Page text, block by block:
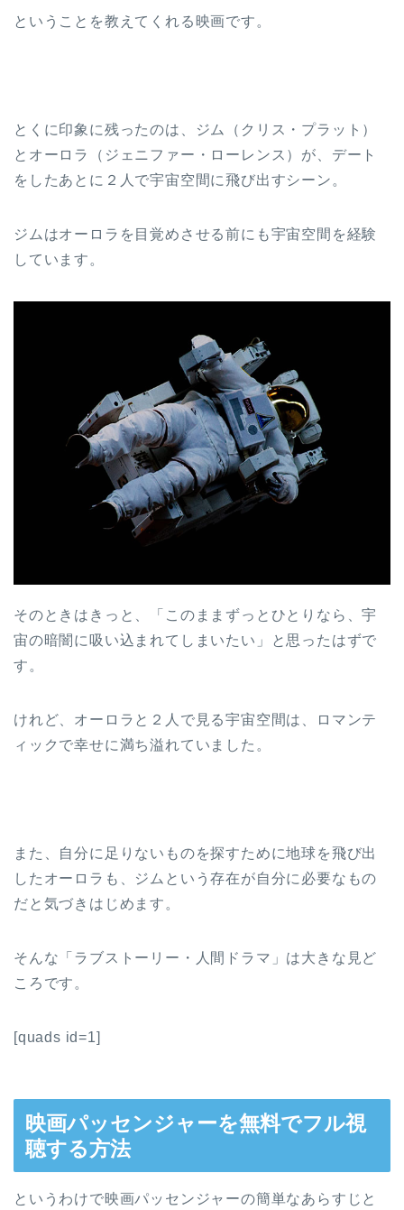
ということを教えてくれる映画です。
とくに印象に残ったのは、ジム（クリス・プラット）
とオーロラ（ジェニファー・ローレンス）が、デート
をしたあとに２人で宇宙空間に飛び出すシーン。
ジムはオーロラを目覚めさせる前にも宇宙空間を経験
しています。
そのときはきっと、「このままずっとひとりなら、宇
宙の暗闇に吸い込まれてしまいたい」と思ったはずで
す。
けれど、オーロラと２人で見る宇宙空間は、ロマンテ
ィックで幸せに満ち溢れていました。
また、自分に足りないものを探すために地球を飛び出
したオーロラも、ジムという存在が自分に必要なもの
だと気づきはじめます。
そんな「ラブストーリー・人間ドラマ」は大きな見ど
ころです。
[quads id=1]
映画パッセンジャーを無料でフル視
聴する方法
というわけで映画パッセンジャーの簡単なあらすじと